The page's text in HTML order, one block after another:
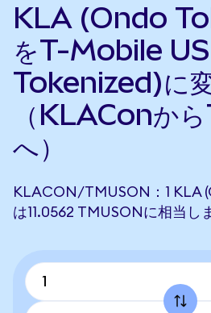
KLA (Ondo
をT-Mobile
Tokenized)に
（KLAConか
へ）
KLACON/TMUSON：1 KLA
は11.0562 TMUSONに相当し